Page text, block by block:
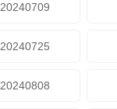
20240709
20240725
20240808